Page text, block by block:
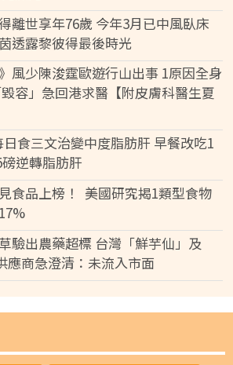
離世享年76歲 今年3月已中風臥床
透露黎彼得最後時光
風少陳浚霆歐遊行山出事 1原因全身
容」急回港求醫【附皮膚科醫生夏
食三文治變中度脂肪肝 早餐改吃1
逆轉脂肪肝
食品上榜！ 美國研究揭1類型食物
驗出農藥超標 台灣「鮮芋仙」及
應商急澄清：未流入市面